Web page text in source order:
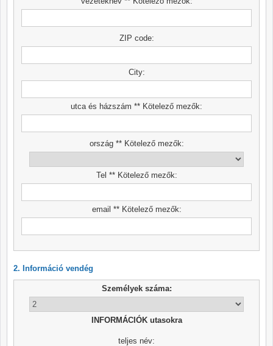
ZIP code:
City:
utca és házszám ** Kötelező mezők:
ország ** Kötelező mezők:
Tel ** Kötelező mezők:
email ** Kötelező mezők:
2. Információ vendég
Személyek száma:
INFORMÁCIÓK utasokra
teljes név: